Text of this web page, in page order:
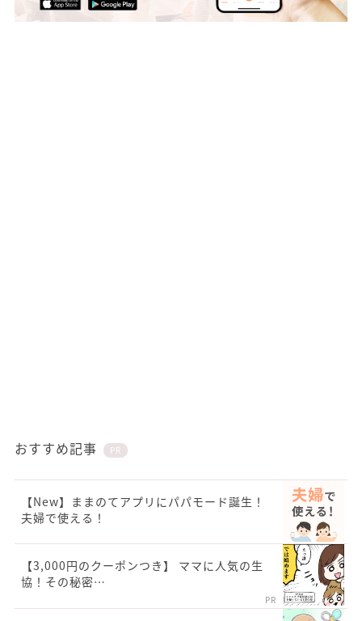
おすすめ記事 PR
【New】ままのてアプリにパパモード誕生！
夫婦で使える！
【3,000円のクーポンつき】 ママに人気の生
協！その秘密…
PR